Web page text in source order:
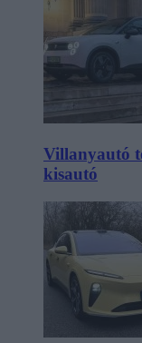
Villanyautó
kisautó